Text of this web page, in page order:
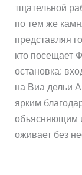
тщательной
по тем же
представляя
кто посещает
остановка:
на Виа дельи
ярким
объясняющим
оживает без